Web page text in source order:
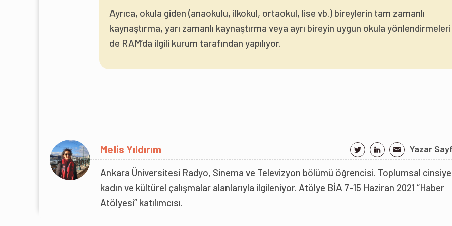
Ayrıca, okula giden (anaokulu, ilkokul, ortaokul, lise vb.) bireylerin tam zamanlı
kaynaştırma, yarı zamanlı kaynaştırma veya ayrı bireyin uygun okula yönlendirmeleri
de RAM’da ilgili kurum tarafından yapılıyor.
Melis Yıldırım Yazar
Ankara Üniversitesi Radyo, Sinema ve Televizyon bölümü öğrencisi. Toplumsal
kadın ve kültürel çalışmalar alanlarıyla ilgileniyor. Atölye BİA 7-15 Haziran 2021 “Haber
Atölyesi” katılımcısı.